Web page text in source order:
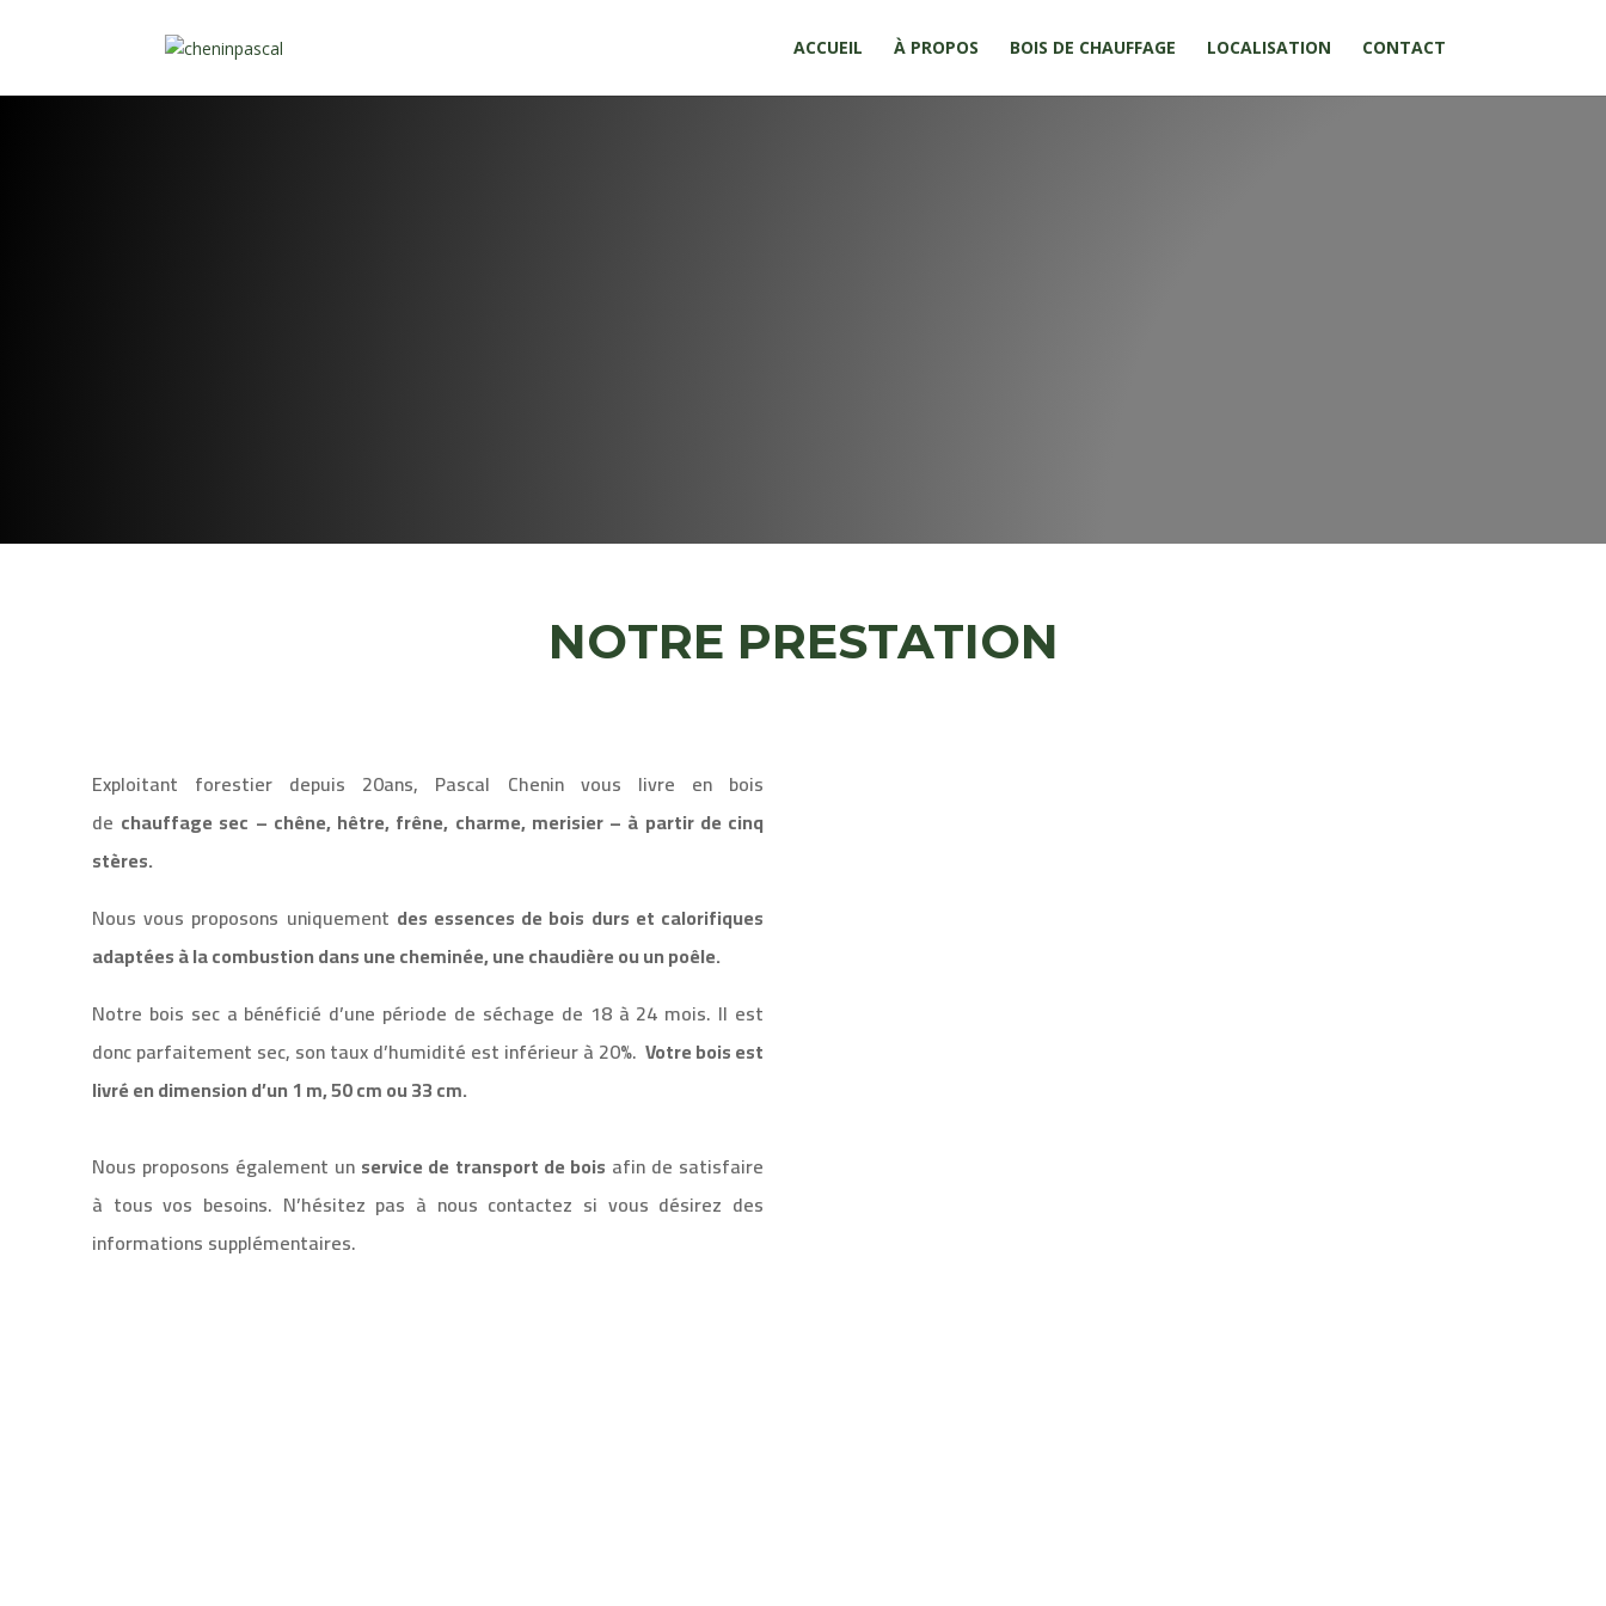
ACCUEIL À PROPOS BOIS DE CHAUFFAGE LOCALISATION CONTACT
NOTRE PRESTATION
Exploitant forestier depuis 20ans, Pascal Chenin vous livre en bois
de chauffage sec – chêne, hêtre, frêne, charme, merisier – à partir de cinq
stères.
Nous vous proposons uniquement des essences de bois durs et calorifiques
adaptées à la combustion dans une cheminée, une chaudière ou un poêle.
Notre bois sec a bénéficié d’une période de séchage de 18 à 24 mois. Il est
donc parfaitement sec, son taux d’humidité est inférieur à 20%. Votre bois est
livré en dimension d’un1 m, 50 cm ou 33 cm.
Nous proposons également un service de transport de bois afin de satisfaire
à tous vos besoins. N’hésitez pas à nous contactez si vous désirez des
informations supplémentaires.